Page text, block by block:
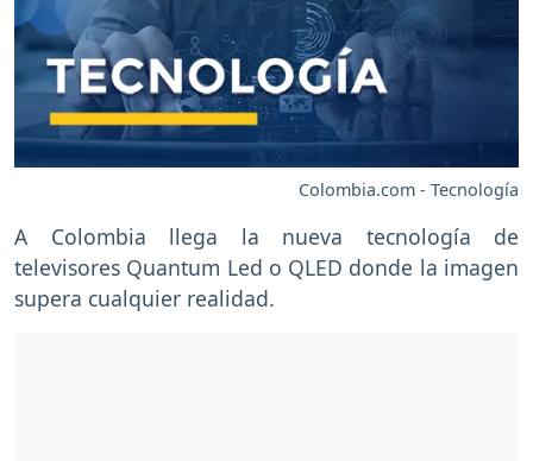
Colombia.com - Tecnología
A Colombia llega la nueva tecnología de
televisores Quantum Led o QLED donde la imagen
supera cualquier realidad.